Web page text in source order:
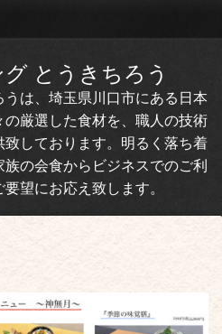
とうきちろう
は、埼玉県川口市にある日本
厳選した食材を、職人の技術
しております。明るく落ち着
の会食からビジネスでのご利
望にお応え致します。